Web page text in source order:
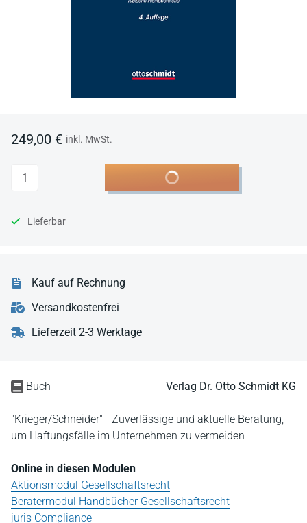
Buch Verlag Dr. Otto Schmidt KG
"Krieger/Schneider" - Zuverlässige und aktuelle Beratung,
um Haftungsfälle im Unternehmen zu vermeiden
Online in diesen Modulen
Aktionsmodul Gesellschaftsrecht
Beratermodul Handbücher Gesellschaftsrecht
juris Compliance
249,00 € inkl. MwSt.
Anzahl In den Warenkorb
Lieferbar
Kauf auf Rechnung
Versandkostenfrei
Lieferzeit 2-3 Werktage